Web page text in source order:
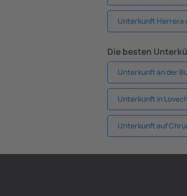
Unterkunft Herrera
Die besten
Unterkunft an der
Unterkunft in
Unterkunft auf